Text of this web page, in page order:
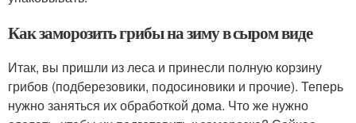
Как заморозить грибы на зиму в сыром виде
Итак, вы пришли из леса и принесли полную корзину
грибов (подберезовики, подосиновики и прочие). Теперь
нужно заняться их обработкой дома. Что же нужно